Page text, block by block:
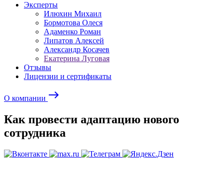
Эксперты
Илюхин Михаил
Бормотова Олеся
Адаменко Роман
Липатов Алексей
Александр Косачев
Екатерина Луговая
Отзывы
Лицензии и сертификаты
О компании east
Как провести адаптацию нового
сотрудника